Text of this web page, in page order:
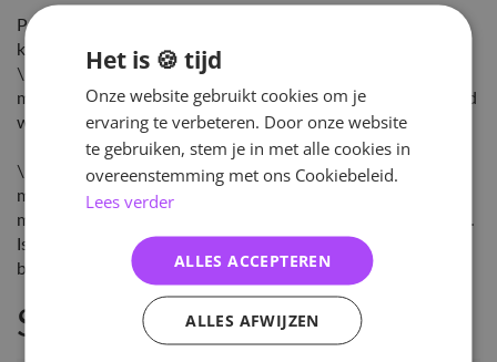
Pre-order: Lightstick is momenteel niet op voorraad, maar
komt met de volgende Hey!Hallyu levering mee
\nLeverdatum: 2-4 weken. De levertijd hangt af van het
moment waarop je besteld en wanneer de nieuwe voorraad
wordt verzonden uit Zuid-Korea.
\nLet op: Het kan helaas voor komen dat de light stick niet
meer beschikbaar is. Wij houden onze leverancier zo veel
mogelijk in de gaten wanneer producten uitverkocht raken.
Is de light stick niet meer beschikbaar dan annuleren we je
bestelling en krijg je het geld uiteraard terug. \n
Specificaties
Het is 🍪 tijd
Onze website gebruikt cookies om je
ervaring te verbeteren. Door onze website
te gebruiken, stem je in met alle cookies in
overeenstemming met ons Cookiebeleid.
Lees verder
ALLES ACCEPTEREN
ALLES AFWIJZEN